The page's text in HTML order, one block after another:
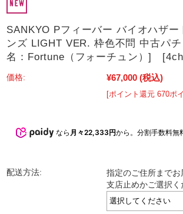
SANKYO Pフィーバー バイオハザー
ンズ LIGHT VER. 枠色不問 中古パ
名：Fortune（フォーチュン）] [4ch
価格: ¥67,000 (税込)
[ポイント還元 670ポ
なら 月々22,333円から。分割手数料無
配送方法:
指定のご住所まで
支店止めかご選択く